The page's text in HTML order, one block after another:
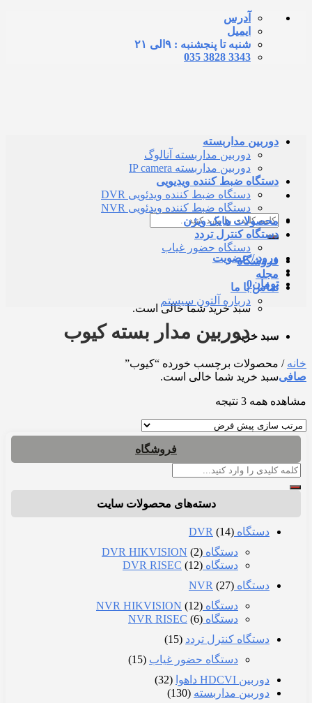
Skip
آدرس
ایمیل
شنبه تا پنجشنبه : ۹الی ۲۱
3343 3828 035
جستجو
برای:
ورود / عضویت
تومان0
سبد خرید شما خالی است.
سبد خرید
سبد خرید شما خالی است.
دوربین مداربسته
دوربین مداربسته آنالوگ
دوربین مداربسته IP camera
دستگاه ضبط کننده ویدیویی
دستگاه ضبط کننده ویدئویی DVR
دستگاه ضبط کننده ویدئویی NVR
محصولات هایک ویژن
دستگاه کنترل تردد
دستگاه حضور غیاب
فروشگاه
مجله
تماس با ما
درباره آلتون سیستم
دوربین مدار بسته کیوب
خانه / محصولات برچسب خورده “کیوب”
صافی
مشاهده همه 3 نتیجه
فروشگاه
جستجو
دسته‌های محصولات سایت
دستگاه DVR (14)
دستگاه DVR HIKVISION (2)
دستگاه DVR RISEC (12)
دستگاه NVR (27)
دستگاه NVR HIKVISION (12)
دستگاه NVR RISEC (6)
دستگاه کنترل تردد (15)
دستگاه حضور غیاب (15)
دوربین HDCVI داهوا
(32)
دوربین مداربسته (130)